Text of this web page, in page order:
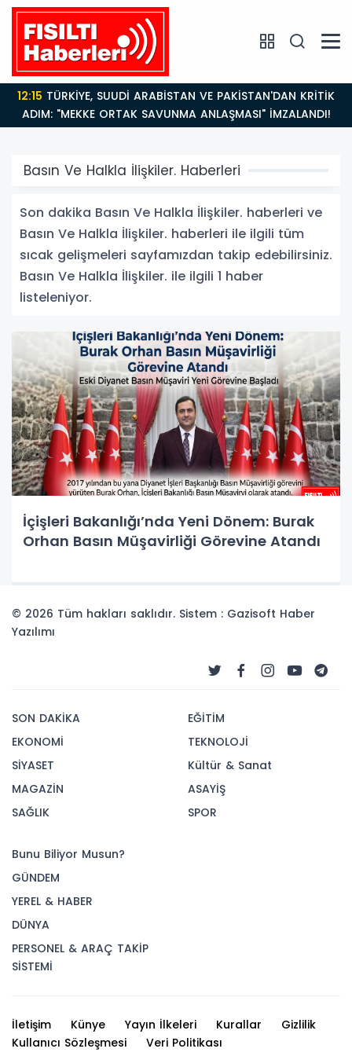
12:15
ADIM: "MEKKE ORTAK SAVUNMA ANLAŞMASI" İMZALANDI!
Basın Ve Halkla İlişkiler. Haberleri
Son dakika Basın Ve Halkla İlişkiler. haberleri ve
Basın Ve Halkla İlişkiler. haberleri ile ilgili tüm
sıcak gelişmeleri sayfamızdan takip edebilirsiniz.
Basın Ve Halkla İlişkiler. ile ilgili 1 haber
listeleniyor.
İçişleri Bakanlığı’nda Yeni Dönem: Burak
Orhan Basın Müşavirliği Görevine Atandı
© 2026 Tüm hakları saklıdır. Sistem : Gazisoft Haber
Yazılımı
SON DAKİKA
EKONOMİ
SİYASET
MAGAZİN
SAĞLIK
EĞİTİM
TEKNOLOJİ
Kültür & Sanat
ASAYİŞ
SPOR
Bunu Biliyor Musun?
GÜNDEM
YEREL & HABER
DÜNYA
PERSONEL & ARAÇ TAKİP
SİSTEMİ
İletişim Künye Yayın İlkeleri Kurallar
Gizlilik
Kullanıcı Sözleşmesi
Veri Politikası